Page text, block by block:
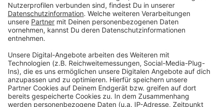
Details durch und stimmen Sie der
Nutzung des Service zu, um dieses
Video anzusehen.
Akzeptieren
powered byUsercentrics Consent
Management Platform
Adel Tawil feat. Peachy - Tu m'appelles
Anzeige